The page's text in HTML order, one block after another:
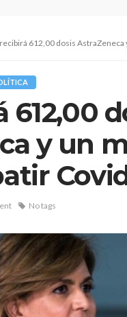
recibirá 612,00 dosis
612,00
y un
No tags